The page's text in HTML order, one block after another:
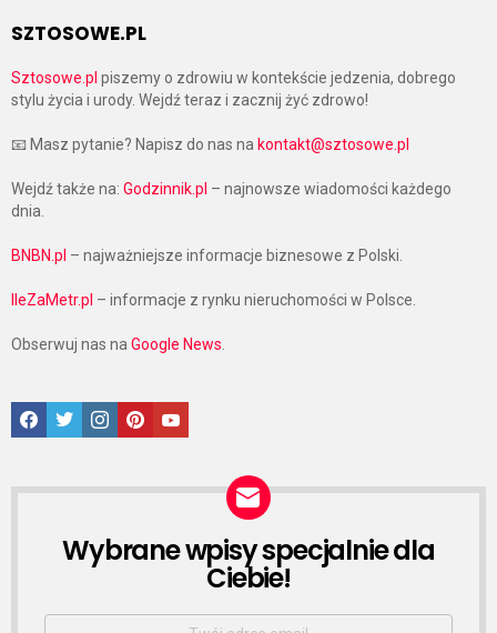
SZTOSOWE.PL
Sztosowe.pl piszemy o zdrowiu w kontekście jedzenia, dobrego
stylu życia i urody. Wejdź teraz i zacznij żyć zdrowo!
📧 Masz pytanie? Napisz do nas na kontakt@sztosowe.pl
Wejdź także na: Godzinnik.pl – najnowsze wiadomości każdego
dnia.
BNBN.pl – najważniejsze informacje biznesowe z Polski.
IleZaMetr.pl – informacje z rynku nieruchomości w Polsce.
Obserwuj nas naGoogle News.
Facebook
TwitterInstagramPinterestGoogle News
NEWSLETTER
Wybrane wpisy specjalnie dla
Ciebie!
Email